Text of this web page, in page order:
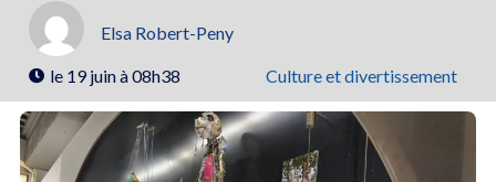
Elsa Robert-Peny
le 19 juin à 08h38 Culture et divertissement